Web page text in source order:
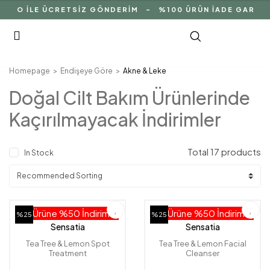
İLE ÜCRETSİZ GÖNDERİM - %100 ÜRÜN İADE
Homepage Endişeye Göre Akne & Leke
Doğal Cilt Bakım Ürünlerinde
Kaçırılmayacak İndirimler
In Stock Total 17 products
%25
2. Ürüne %50 İndirim!
Sensatia
Tea Tree & Lemon Spot
Treatment
%25
2. Ürüne %50 İndirim!
Sensatia
Tea Tree & Lemon Facial
Cleanser